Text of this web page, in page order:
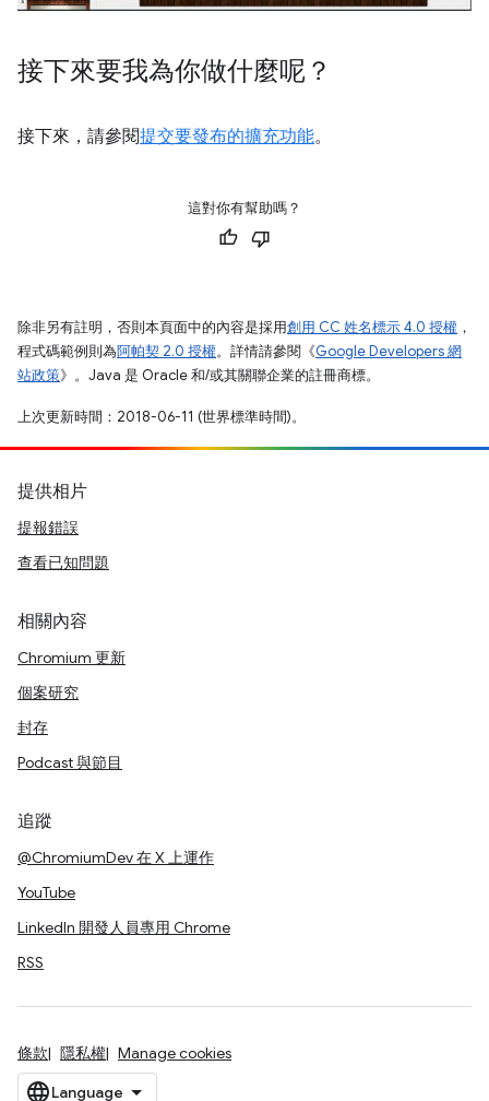
接下來要我為你做什麼呢？
接下來，請參閱提交要發布的擴充功能。
這對你有幫助嗎？
除非另有註明，否則本頁面中的內容是採用創用 CC 姓名標示 4.0 授權 ，
程式碼範例則為阿帕契 2.0 授權。詳情請參閱《Google Developers 網
站政策》。Java 是 Oracle 和/或其關聯企業的註冊商標。
上次更新時間：2018-06-11 (世界標準時間)。
提供相片
提報錯誤
查看已知問題
相關內容
Chromium 更新
個案研究
封存
Podcast 與節目
追蹤
@ChromiumDev 在 X 上運作
YouTube
LinkedIn 開發人員專用 Chrome
RSS
條款 隱私權 Manage cookies